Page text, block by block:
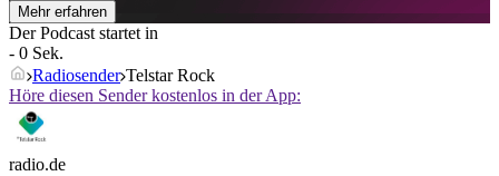
Mehr erfahren
Der Podcast startet in
- 0 Sek.
Radiosender Telstar Rock
Höre diesen Sender kostenlos in der App:
radio.de